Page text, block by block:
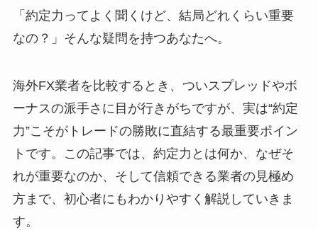
「約定力ってよく聞くけど、結局どれくらい重要
なの？」そんな疑問を持つあなたへ。
海外FX業者を比較するとき、ついスプレッドやボ
ーナスの派手さに目が行きがちですが、実は“約定
力”こそがトレードの勝敗に直結する最重要ポイン
トです。この記事では、約定力とは何か、なぜそ
れが重要なのか、そして信頼できる業者の見極め
方まで、初心者にもわかりやすく解説していきま
す。